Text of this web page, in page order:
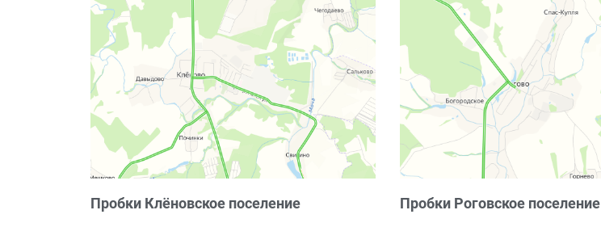
Пробки Клёновское поселение Пробки Роговское поселение